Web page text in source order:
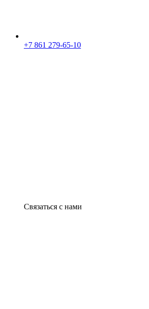
+7 861 279-65-10
Связаться с нами